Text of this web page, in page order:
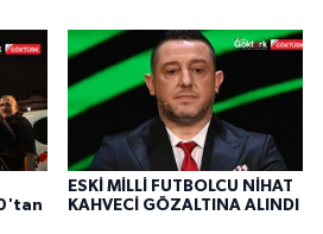
ESKİ MİLLİ FUTBOLCU NİHAT
KAHVECİ GÖZALTINA ALINDI